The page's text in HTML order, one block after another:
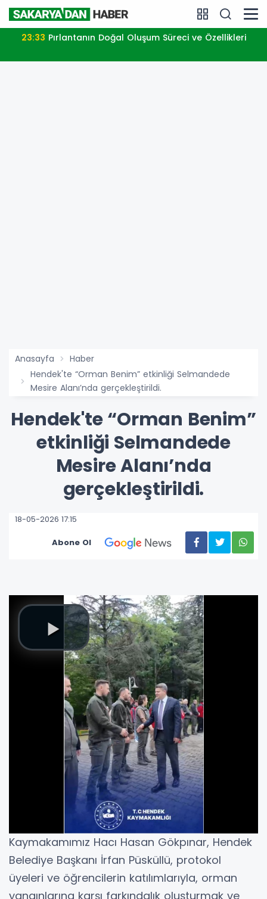
23:33 Pırlantanın Doğal Oluşum Süreci ve Özellikleri
Anasayfa
Haber
Hendek'te “Orman Benim” etkinliği Selmandede
Mesire Alanı’nda gerçekleştirildi.
Hendek'te “Orman Benim”
etkinliği Selmandede
Mesire Alanı’nda
gerçekleştirildi.
18-05-2026 17:15
Abone Ol
Kaymakamımız Hacı Hasan Gökpınar, Hendek
Belediye Başkanı İrfan Püsküllü, protokol
üyeleri ve öğrencilerin katılımlarıyla, orman
yangınlarına karşı farkındalık oluşturmak ve